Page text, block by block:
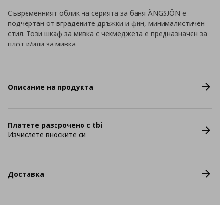
Съвременният облик на серията за баня ÄNGSJÖN е
подчертан от вградените дръжки и фин, минималистичен
стил. Този шкаф за мивка с чекмеджета е предназначен за
плот и/или за мивка.
Описание на продукта
Платете разсрочено с tbi
Изчислете вноските си
Доставка